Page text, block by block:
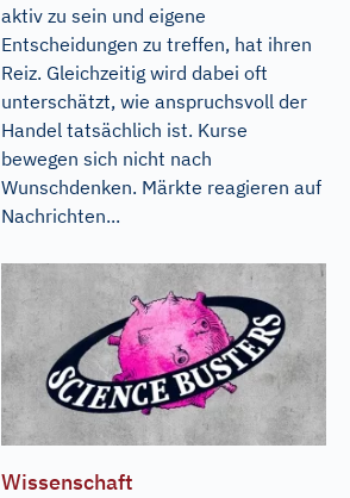
aktiv zu sein und eigene
Entscheidungen zu treffen, hat ihren
Reiz. Gleichzeitig wird dabei oft
unterschätzt, wie anspruchsvoll der
Handel tatsächlich ist. Kurse
bewegen sich nicht nach
Wunschdenken. Märkte reagieren auf
Nachrichten...
Wissenschaft